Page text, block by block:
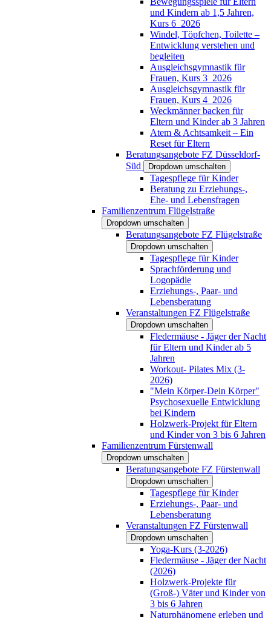
und Kindern ab 1,5 Jahren,
Kurs 6_2026
Windel, Töpfchen, Toilette –
Entwicklung verstehen und
begleiten
Ausgleichsgymnastik für
Frauen, Kurs 3_2026
Ausgleichsgymnastik für
Frauen, Kurs 4_2026
Weckmänner backen für
Eltern und Kinder ab 3 Jahren
Atem & Achtsamkeit – Ein
Reset für Eltern
Beratungsangebote FZ Düsseldorf-
Süd
Dropdown umschalten
Tagespflege für Kinder
Beratung zu Erziehungs-,
Ehe- und Lebensfragen
Familienzentrum Flügelstraße
Dropdown umschalten
Beratungsangebote FZ Flügelstraße
Dropdown umschalten
Tagespflege für Kinder
Sprachförderung und
Logopädie
Erziehungs-, Paar- und
Lebensberatung
Veranstaltungen FZ Flügelstraße
Dropdown umschalten
Fledermäuse - Jäger der Nacht
für Eltern und Kinder ab 5
Jahren
Workout- Pilates Mix (3-
2026)
"Mein Körper-Dein Körper"
Psychosexuelle Entwicklung
bei Kindern
Holzwerk-Projekt für Eltern
und Kinder von 3 bis 6 Jahren
Familienzentrum Fürstenwall
Dropdown umschalten
Beratungsangebote FZ Fürstenwall
Dropdown umschalten
Tagespflege für Kinder
Erziehungs-, Paar- und
Lebensberatung
Veranstaltungen FZ Fürstenwall
Dropdown umschalten
Yoga-Kurs (3-2026)
Fledermäuse - Jäger der Nacht
(2026)
Holzwerk-Projekte für
(Groß-) Väter und Kinder von
3 bis 6 Jahren
Naturphänomene erleben und